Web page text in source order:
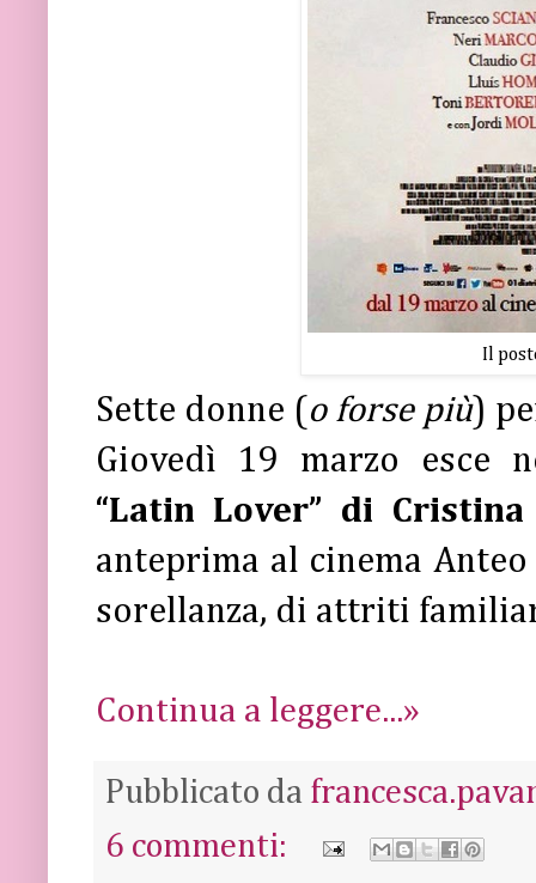
Il
Sette donne ( o forse più)
Giovedì 19 marzo esce
“Latin Lover” di Cristina
anteprima al cinema
sorellanza, di attriti
Continua a leggere...»
Pubblicato da
6 commenti: